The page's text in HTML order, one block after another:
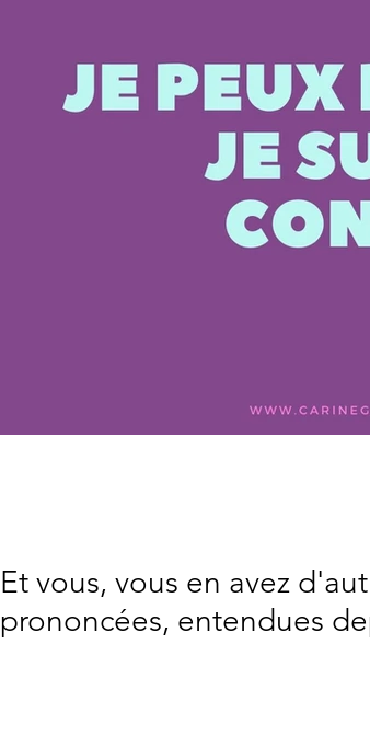
Et vous, vous en avez
prononcées, entendues